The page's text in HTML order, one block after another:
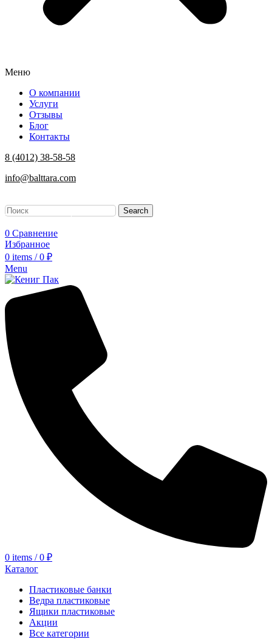
Меню
О компании
Услуги
Отзывы
Блог
Контакты
8 (4012) 38-58-58
info@balttara.com
Search
0 Сравнение
Избранное
0 items / 0 ₽
Menu
0 items / 0 ₽
Каталог
Пластиковые банки
Ведра пластиковые
Ящики пластиковые
Акции
Все категории